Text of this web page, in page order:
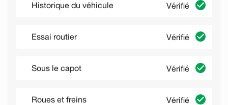
Historique du véhicule Vérifié
Essai routier Vérifié
Sous le capot Vérifié
Roues et freins Vérifié